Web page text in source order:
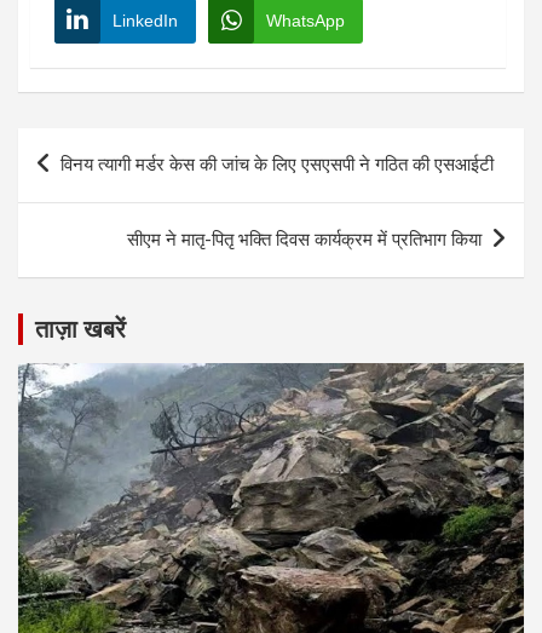
LinkedIn WhatsApp
Post
विनय त्यागी मर्डर केस की जांच के लिए एसएसपी ने गठित की एसआईटी
सीएम ने मातृ-पितृ भक्ति दिवस कार्यक्रम में प्रतिभाग किया
ताज़ा खबरें